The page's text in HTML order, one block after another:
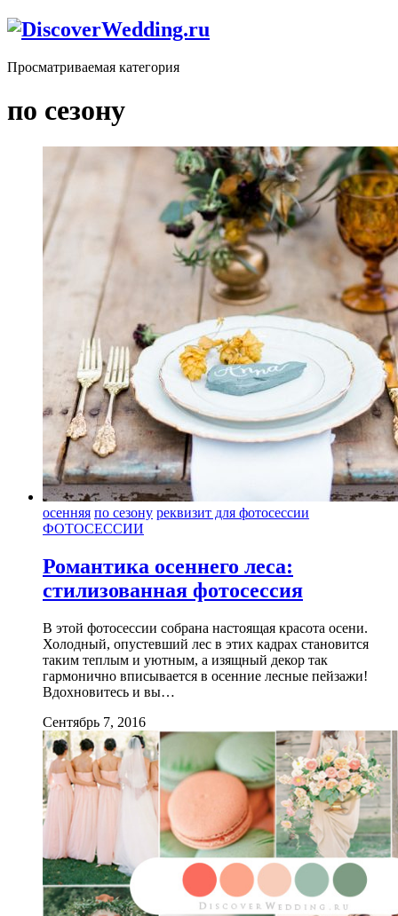
Просматриваемая категория
по сезону
осенняя по сезону реквизит для фотосессии
ФОТОСЕССИИ
Романтика осеннего леса:
стилизованная фотосессия
В этой фотосессии собрана настоящая красота осени.
Холодный, опустевший лес в этих кадрах становится
таким теплым и уютным, а изящный декор так
гармонично вписывается в осенние лесные пейзажи!
Вдохновитесь и вы…
Сентябрь 7, 2016